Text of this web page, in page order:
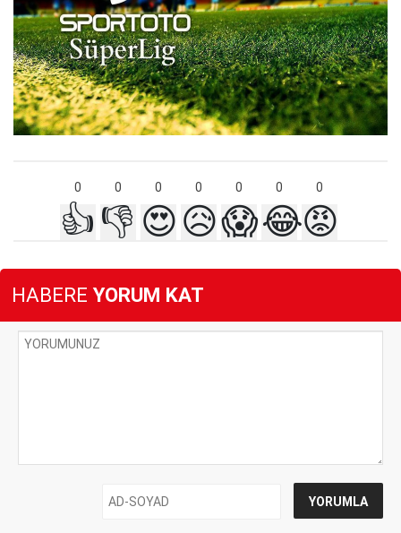
0 0 0 0 0 0 0
👍 👎 😍😥😱😂😡
HABERE YORUM KAT